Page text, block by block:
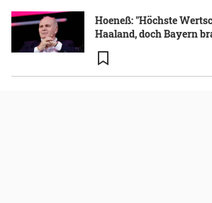
Hoeneß: "Höchste
Haaland, doch Bayern